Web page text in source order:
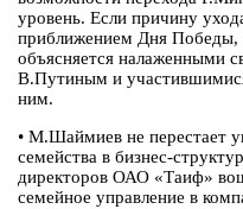
уровень. Если причину
приближением Дня Победы,
объясняется налаженными
В.Путиным и
ним.
• М.Шаймиев не перестает
семейства в бизнес-
директоров ОАО «Таиф»
семейное управление в